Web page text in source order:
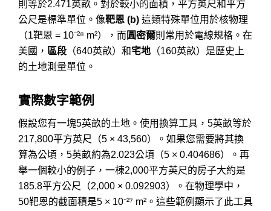
則等於2.471英畝。對於較小的面積，平方英尺和平方
公尺是標準單位。像靶恩 (b) 這類特殊單位用於核物理
（1靶恩 = 10⁻²⁸ m²），而 圓密爾則常用於電線規格。在
美國， 區段 （640英畝）和宅地 （160英畝）是歷史上
的土地測量單位。
實際數字範例
假設您有一塊5英畝的土地。使用換算工具，5英畝等於
217,800平方英尺（5 × 43,560）。如果您需要將其換
算為公頃，5英畝約為2.023公頃（5 × 0.404686）。再
舉一個較小的例子，一棟2,000平方英尺的房子大約是
185.8平方公尺（2,000 × 0.092903）。在物理學中，
50靶恩的截面積是5 × 10⁻²⁷ m²。這些範例顯示了此工具